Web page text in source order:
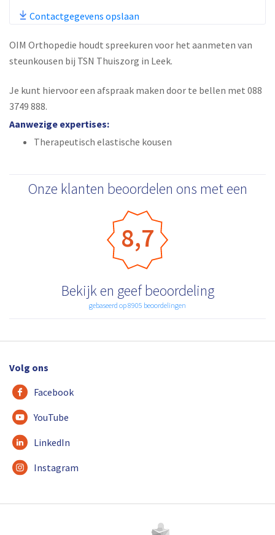
Contactgegevens opslaan
OIM Orthopedie houdt spreekuren voor het aanmeten van
steunkousen bij TSN Thuiszorg in Leek.
Je kunt hiervoor een afspraak maken door te bellen met 088
3749 888.
Aanwezige expertises:
Therapeutisch elastische kousen
Onze klanten beoordelen ons met een
8,7
Bekijk en geef beoordeling
gebaseerd op 8905 beoordelingen
Volg ons
Facebook
YouTube
LinkedIn
Instagram